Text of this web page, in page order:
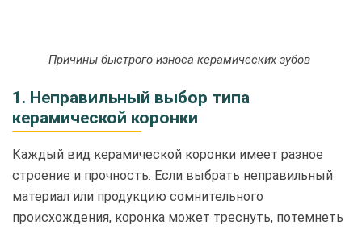
Причины быстрого износа керамических зубов
1. Неправильный выбор типа
керамической коронки
Каждый вид керамической коронки имеет разное
строение и прочность. Если выбрать неправильный
материал или продукцию сомнительного
происхождения, коронка может треснуть, потемнеть